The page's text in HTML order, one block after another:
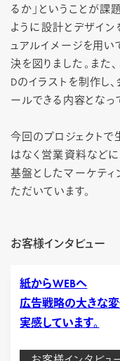
るか」ということが課
ように設計とデザイ
ュアルイメージを用い
決を図りました。また
Dのイラストを制作し
ールできる内容となっ
今回のプロジェクトで
はなく営業資料などに
基盤としたマーケティ
ただいています。
お客様インタビュー
紙からWEBへ
広告戦略の大きな
実感しています。